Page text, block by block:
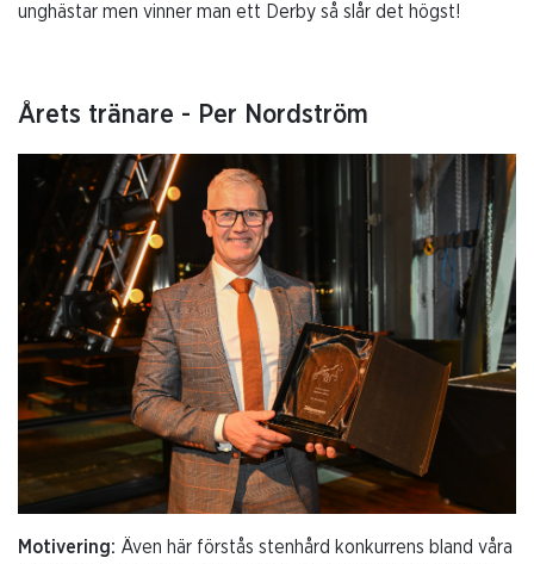
unghästar men vinner man ett Derby så slår det högst!
Årets tränare - Per Nordström
Motivering: Även här förstås stenhård konkurrens bland våra